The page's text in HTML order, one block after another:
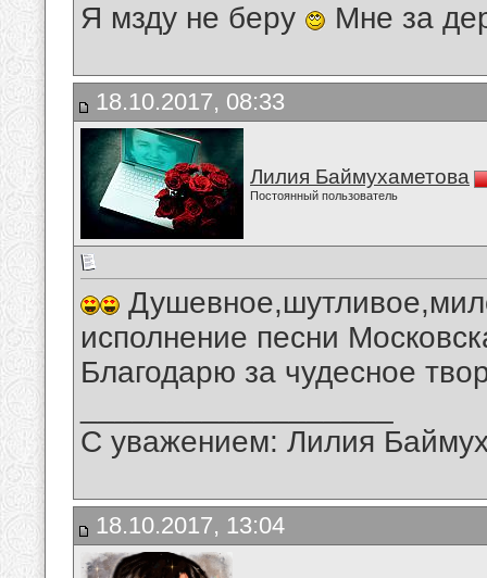
Я мзду не беру Мне за
18.10.2017, 08:33
Лилия Баймухаметова
Постоянный пользователь
исполнение песни
Благодарю за чудесное
С уважением: Лилия
18.10.2017, 13:04